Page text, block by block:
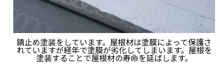
錆止め塗装をしています。屋根材は塗膜によって保護さ
れていますが経年で塗膜が劣化してしまいます。屋根を
塗装することで屋根材の寿命を延ばします。